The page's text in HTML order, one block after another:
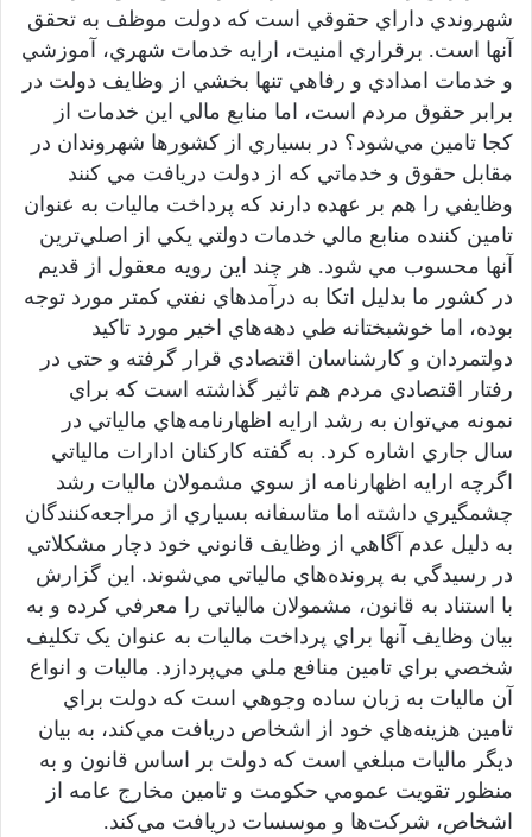
شهروندي داراي حقوقي است که دولت موظف به تحقق
آنها است. برقراري امنيت، ارايه خدمات شهري، آموزشي
و خدمات امدادي و رفاهي تنها بخشي از وظايف دولت در
برابر حقوق مردم است، اما منابع مالي اين خدمات از
کجا تامين مي‌شود؟ در بسياري از کشورها شهروندان در
مقابل حقوق و خدماتي که از دولت دريافت مي کنند
وظايفي را هم بر عهده دارند که پرداخت ماليات به عنوان
تامين کننده منابع مالي خدمات دولتي يکي از اصلي‌ترين
آنها محسوب مي شود. هر چند اين رويه معقول از قديم
در کشور ما بدليل اتکا به درآمدهاي نفتي کمتر مورد توجه
بوده، اما خوشبختانه طي دهه‌هاي اخير مورد تاکيد
دولتمردان و کارشناسان اقتصادي قرار گرفته و حتي در
رفتار اقتصادي مردم هم تاثير گذاشته است که براي
نمونه مي‌توان به رشد ارايه اظهارنامه‌هاي مالياتي در
سال جاري اشاره کرد. به گفته کارکنان ادارات مالياتي
اگرچه ارايه اظهارنامه از سوي مشمولان ماليات رشد
چشمگيري داشته اما متاسفانه بسياري از مراجعه‌کنندگان
به دليل عدم آگاهي از وظايف قانوني خود دچار مشکلاتي
در رسيدگي به پرونده‌هاي مالياتي مي‌شوند. اين گزارش
با استناد به قانون، مشمولان مالياتي را معرفي کرده و به
بيان وظايف آنها براي پرداخت ماليات به عنوان يک تکليف
شخصي براي تامين منافع ملي مي‌پردازد. ماليات و انواع
آن ماليات به زبان ساده وجوهي است که دولت براي
تامين هزينه‌هاي خود از اشخاص دريافت مي‌کند، به بيان
ديگر ماليات مبلغي است که دولت بر اساس قانون و به
منظور تقويت عمومي حکومت و تامين مخارج عامه از
اشخاص‌، شرکت‌ها و موسسات دريافت مي‌کند.